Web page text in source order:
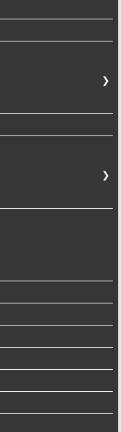
❯
❯